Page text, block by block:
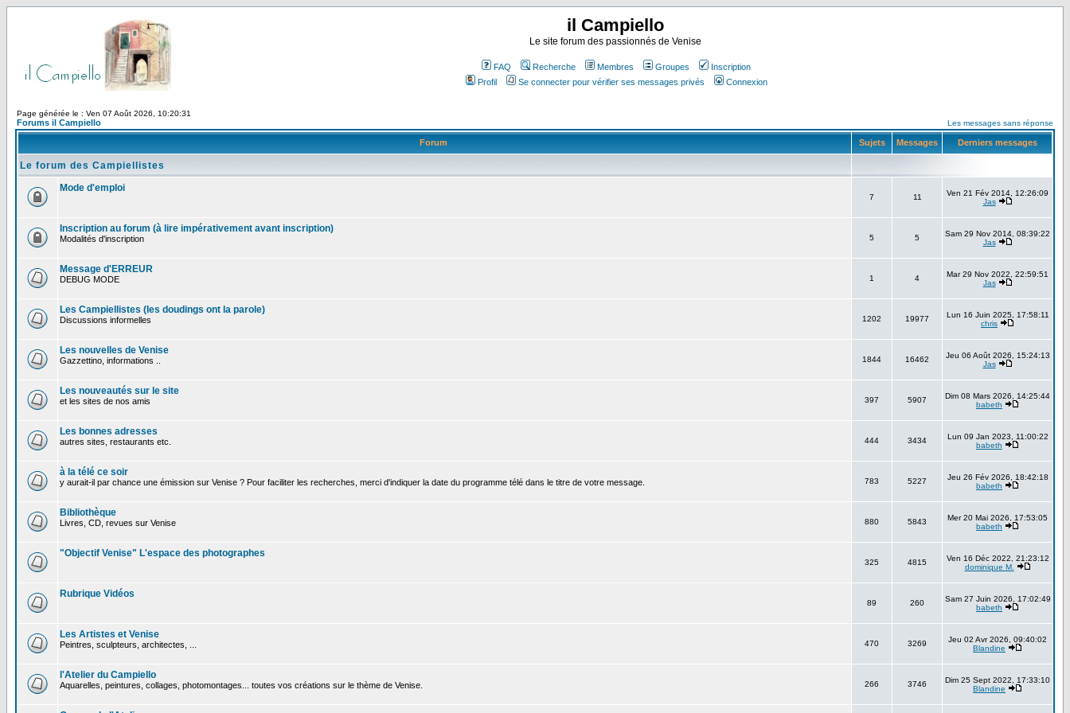
il Campiello
Le site forum des passionnés de Venise
FAQ Recherche Membres Groupes
Inscription
Profil
Se connecter pour vérifier ses messages privés Connexion
Page générée le : Ven 07 Août 2026, 10:20:31
Forums il Campiello Les messages sans réponse
Forum Sujets Messages Derniers messages
Le forum des Campiellistes
Mode d'emploi
7 11
Ven 21 Fév 2014, 12:26:09
Jas
Inscription au forum (à lire impérativement avant inscription)
Modalités d'inscription 5 5
Sam 29 Nov 2014, 08:39:22
Jas
Message d'ERREUR
DEBUG MODE 1 4
Mar 29 Nov 2022, 22:59:51
Jas
Les Campiellistes (les doudings ont la parole)
Discussions informelles 1202 19977
Lun 16 Juin 2025, 17:58:11
chris
Les nouvelles de Venise
Gazzettino, informations .. 1844 16462
Jeu 06 Août 2026, 15:24:13
Jas
Les nouveautés sur le site
et les sites de nos amis 397 5907
Dim 08 Mars 2026, 14:25:44
babeth
Les bonnes adresses
autres sites, restaurants etc. 444 3434
Lun 09 Jan 2023, 11:00:22
babeth
à la télé ce soir
y aurait-il par chance une émission sur Venise ? Pour faciliter les recherches, merci d'indiquer la date du programme télé dans le titre de votre message. 783 5227
Jeu 26 Fév 2026, 18:42:18
babeth
Bibliothèque
Livres, CD, revues sur Venise 880 5843
Mer 20 Mai 2026, 17:53:05
babeth
"Objectif Venise" L'espace des photographes
325 4815
Ven 16 Déc 2022, 21:23:12
dominique M.
Rubrique Vidéos
89 260
Sam 27 Juin 2026, 17:02:49
babeth
Les Artistes et Venise
Peintres, sculpteurs, architectes, ... 470 3269
Jeu 02 Avr 2026, 09:40:02
Blandine
l'Atelier du Campiello
Aquarelles, peintures, collages, photomontages... toutes vos créations sur le thème de Venise. 266 3746
Dim 25 Sept 2022, 17:33:10
Blandine